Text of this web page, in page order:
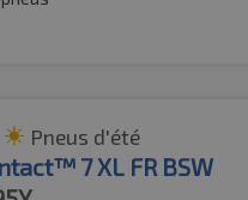
Pneus d'été
7 XL FR BSW